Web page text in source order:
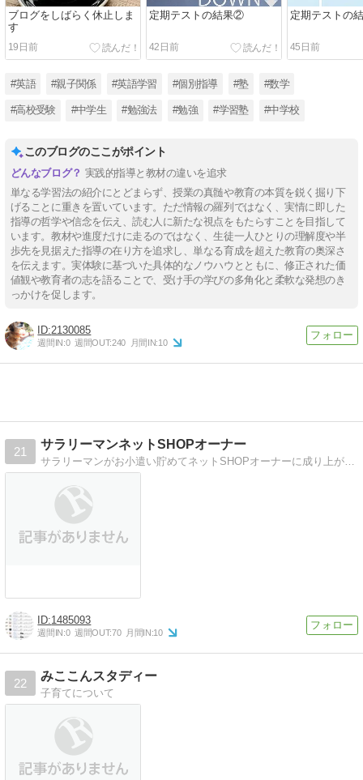
ブログをしばらく休止しま
す
19日前
定期テストの結果②
42日前
定期テストの
45日前
#英語 #親子関係 #英語学習 #個別指導 #塾 #数学
#高校受験 #中学生 #勉強法 #勉強 #学習塾 #中学校
このブログのここがポイント
実践的指導と教材の違いを追求
単なる学習法の紹介にとどまらず、授業の真髄や教育の本質を鋭く掘り下
げることに重きを置いています。ただ情報の羅列ではなく、実情に即した
指導の哲学や信念を伝え、読む人に新たな視点をもたらすことを目指して
います。教材や進度だけに走るのではなく、生徒一人ひとりの理解度や半
歩先を見据えた指導の在り方を追求し、単なる育成を超えた教育の奥深さ
を伝えます。実体験に基づいた具体的なノウハウとともに、修正された価
値観や教育者の志を語ることで、受け手の学びの多角化と柔軟な発想のき
っかけを促します。
2130085
週間IN:0 週間OUT:240 月間IN:10
21
サラリーマンネットSHOPオーナー
サラリーマンがお小遣い貯めてネットSHOPオーナーに成り上がりました・・・
1485093
週間IN:0 週間OUT:70 月間IN:10
22
みここんスタディー
子育てについて